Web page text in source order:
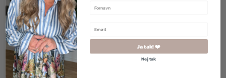
450,00kr. 390,00
Ja tak! ❤️
Nej tak